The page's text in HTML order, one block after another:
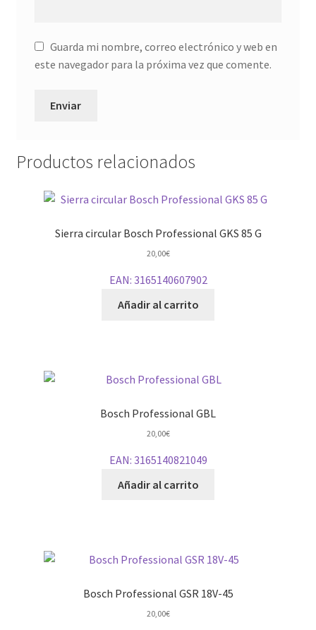
Guarda mi nombre, correo electrónico y web en
este navegador para la próxima vez que comente.
Productos relacionados
Sierra circular Bosch Professional GKS 85 G
20,00€
EAN: 3165140607902
Añadir al carrito
Bosch Professional GBL
20,00€
EAN: 3165140821049
Añadir al carrito
Bosch Professional GSR 18V-45
20,00€